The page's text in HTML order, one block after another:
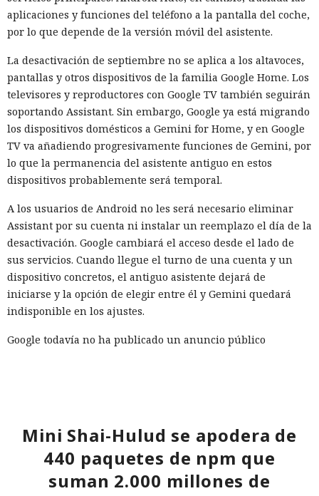
aplicaciones y funciones del teléfono a la pantalla del coche,
por lo que depende de la versión móvil del asistente.
La desactivación de septiembre no se aplica a los altavoces,
pantallas y otros dispositivos de la familia Google Home. Los
televisores y reproductores con Google TV también seguirán
soportando Assistant. Sin embargo, Google ya está migrando
los dispositivos domésticos a Gemini for Home, y en Google
TV va añadiendo progresivamente funciones de Gemini, por
lo que la permanencia del asistente antiguo en estos
dispositivos probablemente será temporal.
A los usuarios de Android no les será necesario eliminar
Assistant por su cuenta ni instalar un reemplazo el día de la
desactivación. Google cambiará el acceso desde el lado de
sus servicios. Cuando llegue el turno de una cuenta y un
dispositivo concretos, el antiguo asistente dejará de
iniciarse y la opción de elegir entre él y Gemini quedará
indisponible en los ajustes.
Google todavía no ha publicado un anuncio público
migración de dispositivos móviles de Assistant a Gemini en
Mini Shai-Hulud se apodera de
440 paquetes de npm que
suman 2.000 millones de